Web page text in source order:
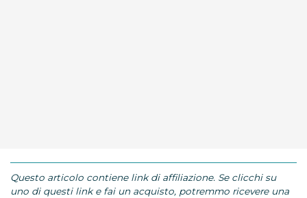
Questo articolo contiene link di affiliazione. Se clicchi su
uno di questi link e fai un acquisto, potremmo ricevere una